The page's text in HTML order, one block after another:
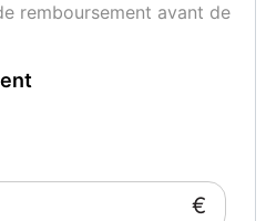
remboursement avant de
€